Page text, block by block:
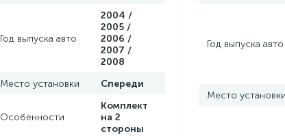
Год выпуска авто
2004 /
2005 /
2006 /
2007 /
2008
Место установки
Спереди
Особенности
Комплект
на 2
стороны
Год выпуска авто
Место установки